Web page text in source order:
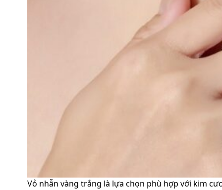
Vỏ nhẫn vàng trắng là lựa chọn phù hợp với kim